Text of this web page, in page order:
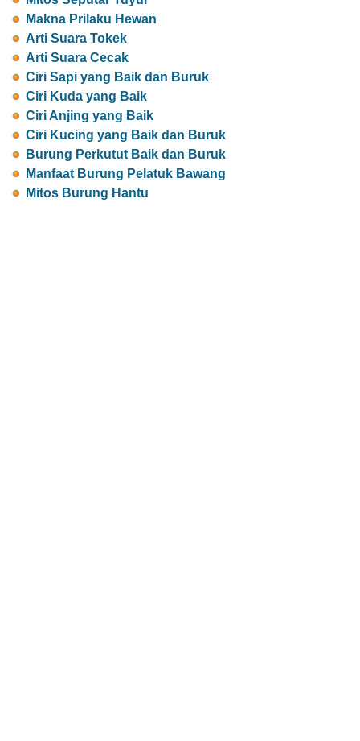
Makna Prilaku Hewan
Arti Suara Tokek
Arti Suara Cecak
Ciri Sapi yang Baik dan Buruk
Ciri Kuda yang Baik
Ciri Anjing yang Baik
Ciri Kucing yang Baik dan Buruk
Burung Perkutut Baik dan Buruk
Manfaat Burung Pelatuk Bawang
Mitos Burung Hantu